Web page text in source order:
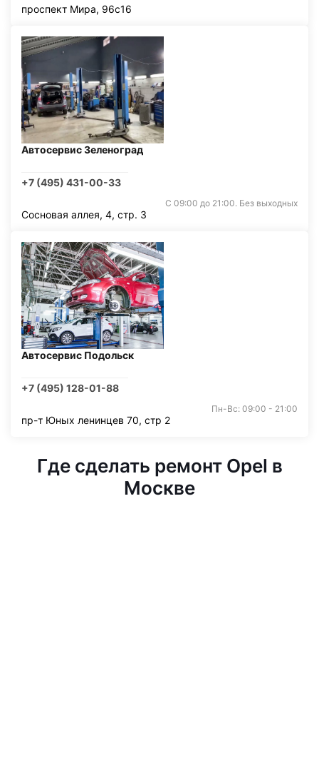
проспект Мира, 96с16
Автосервис Зеленоград
+7 (495) 431-00-33
С 09:00 до 21:00. Без выходных
Сосновая аллея, 4, стр. 3
Автосервис Подольск
+7 (495) 128-01-88
Пн-Вс: 09:00 - 21:00
пр-т Юных ленинцев 70, стр 2
Где сделать ремонт Opel в
Москве